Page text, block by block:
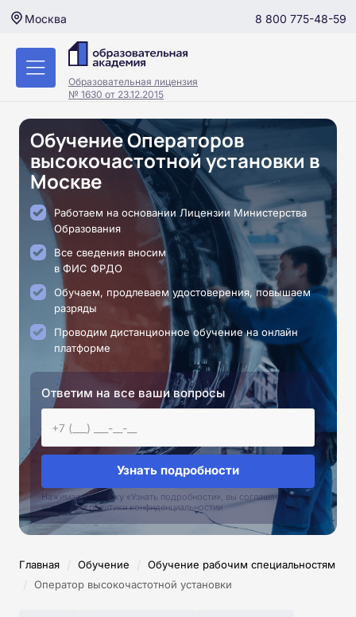
Москва 8 800 775-48-59
Образовательная лицензия
№ 1630 от 23.12.2015
Обучение Операторов
высокочастотной установки в
Москве
Работаем на основании Лицензии Министерства
Образования
Все сведения вносим
в ФИС ФРДО
Обучаем, продлеваем удостоверения, повышаем
разряды
Проводим дистанционное обучение на онлайн
платформе
Ответим на все ваши вопросы
Узнать подробности
Нажимая на кнопку «Узнать подробности», вы соглашаетесь с
условиями политики конфиденциальностии
Главная / Обучение / Обучение рабочим специальностям
/ Оператор высокочастотной установки